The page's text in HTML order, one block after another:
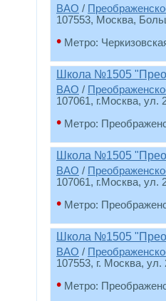
ВАО /
107553, Москва,
• Метро:
Школа №1505
ВАО /
107061, г.Москва, ул.
• Метро:
Школа №1505
ВАО /
107061, г.Москва, ул.
• Метро:
Школа №1505
ВАО /
107553, г. Москва,
• Метро: